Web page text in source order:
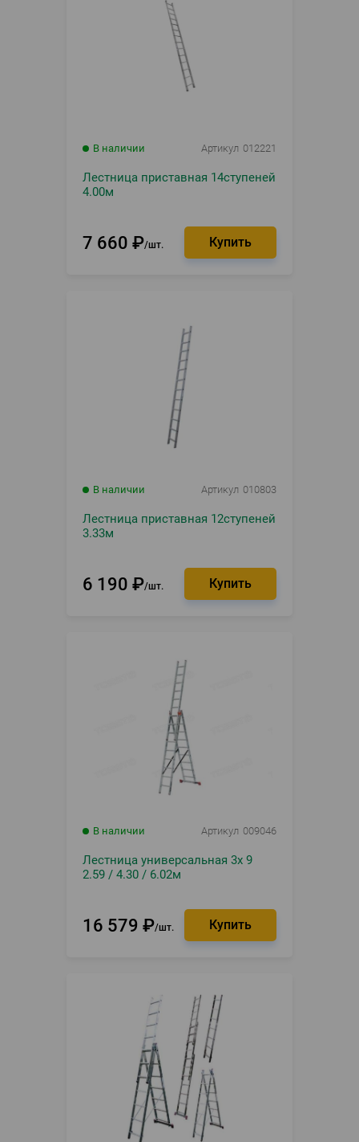
В наличии Артикул 012221
Лестница приставная 14ступеней
4.00м
7 660 ₽ шт.
В наличии Артикул 010803
Лестница приставная 12ступеней
3.33м
6 190 ₽ шт.
В наличии Артикул 009046
Лестница универсальная 3х 9
2.59 / 4.30 / 6.02м
16 579 ₽ шт.